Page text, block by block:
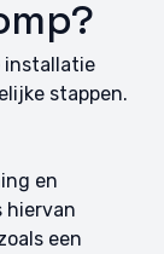
installatie
stappen.
en
hiervan
een